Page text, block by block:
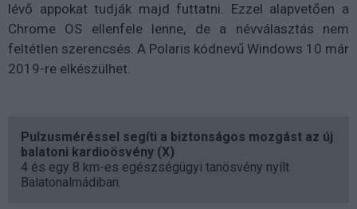
lévő appokat tudják majd futtatni. Ezzel alapvetően a
Chrome OS ellenfele lenne, de a névválasztás nem
feltétlen szerencsés. A Polaris kódnevű Windows 10 már
2019-re elkészülhet.
Pulzusméréssel segíti a biztonságos mozgást az új
balatoni kardioösvény (X)
4 és egy 8 km-es egészségügyi tanösvény nyílt
Balatonalmádiban.